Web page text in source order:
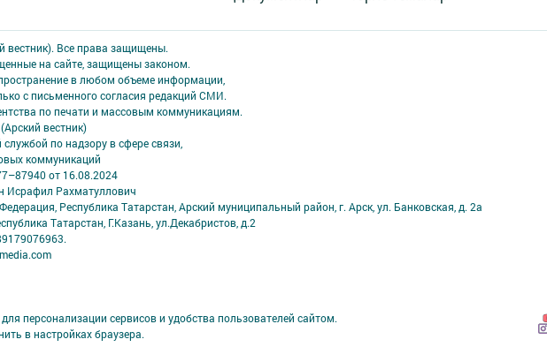
вестник). Все права защищены.
на сайте, защищены законом.
в любом объеме информации,
с письменного согласия редакций СМИ.
по печати и массовым коммуникациям.
вестник)
по надзору в сфере связи,
коммуникаций
от 16.08.2024
Исрафил Рахматуллович
Республика Татарстан, Арский муниципальный район, г. Арск, ул. Банковская, д. 2а
Татарстан, Г.Казань, ул.Декабристов, д.2
для персонализации сервисов и удобства пользователей сайтом.
в настройках браузера.